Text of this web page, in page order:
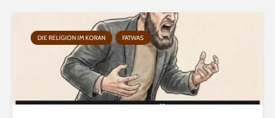
DIE RELIGION IM KORAN FATWAS